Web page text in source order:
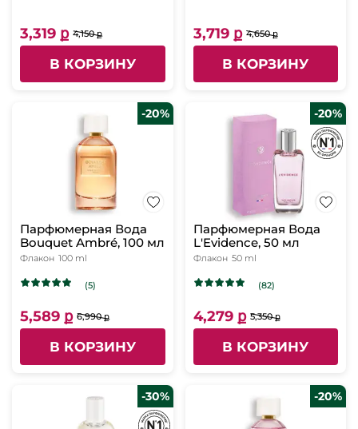
3,319 ք 4,150 ք
В КОРЗИНУ
3,719 ք 4,650 ք
В КОРЗИНУ
-20%
Парфюмерная Вода
Bouquet Ambré, 100 мл
Флакон 100 ml
(5)
5,589 ք 6,990 ք
В КОРЗИНУ
-20%
Парфюмерная Вода
L'Evidence, 50 мл
Флакон 50 ml
(82)
4,279 ք 5,350 ք
В КОРЗИНУ
-30% -20%